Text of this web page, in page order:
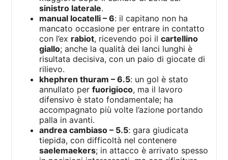
sinistro laterale.
manual locatelli – 6: il capitano non ha
mancato occasione per entrare in contatto
con l’ex rabiot, ricevendo poi ilcartellino
giallo; anche la qualità dei lanci lunghi è
risultata decisiva, con un paio di giocate di
rilievo.
khephren thuram – 6.5: un gol è stato
annullato perfuorigioco, ma il lavoro
difensivo è stato fondamentale; ha
accompagnato più volte l’azione portando
palla in avanti.
andrea cambiaso – 5.5: gara giudicata
tiepida, con difficoltà nel contenere
saelemaekers; in attacco è arrivato spesso